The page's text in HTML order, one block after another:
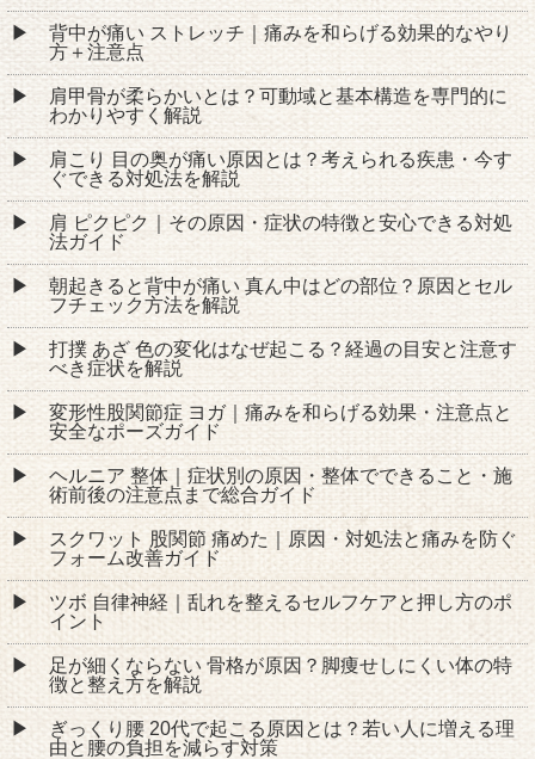
背中が痛い ストレッチ｜痛みを和らげる効果的なやり
方＋注意点
肩甲骨が柔らかいとは？可動域と基本構造を専門的に
わかりやすく解説
肩こり 目の奥が痛い原因とは？考えられる疾患・今す
ぐできる対処法を解説
肩 ピクピク｜その原因・症状の特徴と安心できる対処
法ガイド
朝起きると背中が痛い 真ん中はどの部位？原因とセル
フチェック方法を解説
打撲 あざ 色の変化はなぜ起こる？経過の目安と注意す
べき症状を解説
変形性股関節症 ヨガ｜痛みを和らげる効果・注意点と
安全なポーズガイド
ヘルニア 整体｜症状別の原因・整体でできること・施
術前後の注意点まで総合ガイド
スクワット 股関節 痛めた｜原因・対処法と痛みを防ぐ
フォーム改善ガイド
ツボ 自律神経｜乱れを整えるセルフケアと押し方のポ
イント
足が細くならない 骨格が原因？脚痩せしにくい体の特
徴と整え方を解説
ぎっくり腰 20代で起こる原因とは？若い人に増える理
由と腰の負担を減らす対策